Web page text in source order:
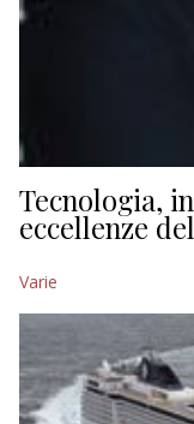
Tecnologia,
eccellenze
Varie